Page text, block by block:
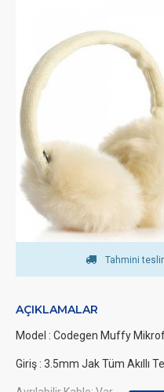
Tahmini
AÇIKLAMALAR
Model : Codegen Muffy
Giriş : 3.5mm Jak Tüm Akıllı